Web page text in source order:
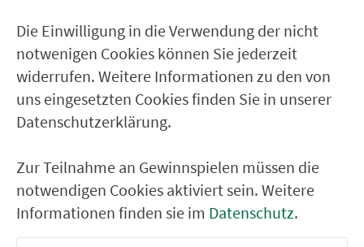
VGN-SOMMER 2026
Die Einwilligung in die Verwendung der nicht
notwenigen Cookies können Sie jederzeit
widerrufen. Weitere Informationen zu den von
uns eingesetzten Cookies finden Sie in unserer
Datenschutzerklärung.
Zur Teilnahme an Gewinnspielen müssen die
notwendigen Cookies aktiviert sein. Weitere
Informationen finden sie im Datenschutz.